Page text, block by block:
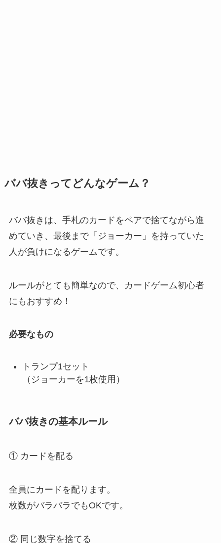
ババ抜きってどんなゲーム？
ババ抜きは、手札のカードをペアで捨てながら進
めていき、最後まで「ジョーカー」を持っていた
人が負けになるゲームです。
ルールがとても簡単なので、カードゲーム初心者
にもおすすめ！
必要なもの
トランプ1セット
（ジョーカーを1枚使用）
ババ抜きの基本ルール
① カードを配る
全員にカードを配ります。
枚数がバラバラでもOKです。
② 同じ数字を捨てる